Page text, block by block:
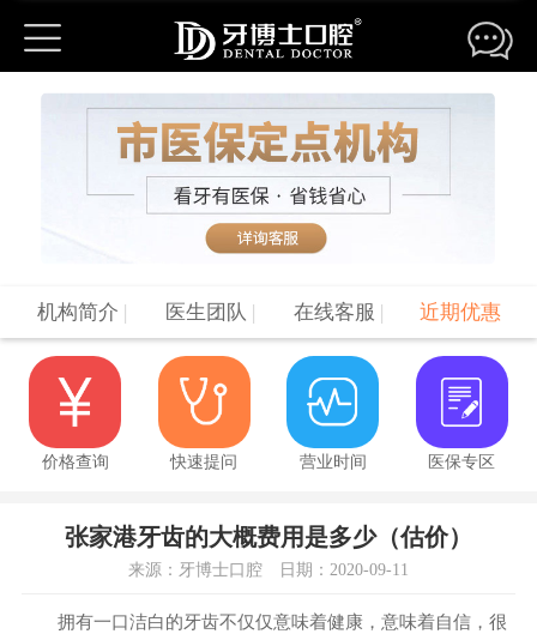
机构简介 | 医生团队 | 在线客服 | 近期优惠
价格查询 快速提问 营业时间 医保专区
张家港牙齿的大概费用是多少（估价）
来源：牙博士口腔 日期：2020-09-11
拥有一口洁白的牙齿不仅仅意味着健康，意味着自信，很